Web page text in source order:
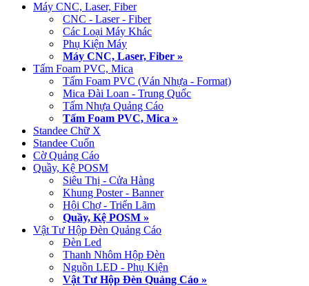
Máy CNC, Laser, Fiber
CNC - Laser - Fiber
Các Loại Máy Khác
Phụ Kiện Máy
Máy CNC, Laser, Fiber »
Tấm Foam PVC, Mica
Tấm Foam PVC (Ván Nhựa - Format)
Mica Đài Loan - Trung Quốc
Tấm Nhựa Quảng Cáo
Tấm Foam PVC, Mica »
Standee Chữ X
Standee Cuốn
Cờ Quảng Cáo
Quầy, Kệ POSM
Siêu Thị - Cửa Hàng
Khung Poster - Banner
Hội Chợ - Triển Lãm
Quầy, Kệ POSM »
Vật Tư Hộp Đèn Quảng Cáo
Đèn Led
Thanh Nhôm Hộp Đèn
Nguồn LED - Phụ Kiện
Vật Tư Hộp Đèn Quảng Cáo »